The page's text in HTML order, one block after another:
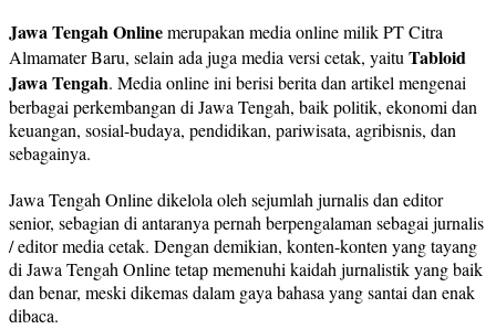
Jawa Tengah Onlinemerupakan media online milik PT Citra
Almamater Baru, selain ada juga media versi cetak, yaitu Tabloid
Jawa Tengah. Media online ini berisi berita dan artikel mengenai
berbagai perkembangan di Jawa Tengah, baik politik, ekonomi dan
keuangan, sosial-budaya, pendidikan, pariwisata, agribisnis, dan
sebagainya.
Jawa Tengah Online dikelola oleh sejumlah jurnalis dan editor
senior, sebagian di antaranya pernah berpengalaman sebagai jurnalis
/ editor media cetak. Dengan demikian, konten-konten yang tayang
di Jawa Tengah Online tetap memenuhi kaidah jurnalistik yang baik
dan benar, meski dikemas dalam gaya bahasa yang santai dan enak
dibaca.